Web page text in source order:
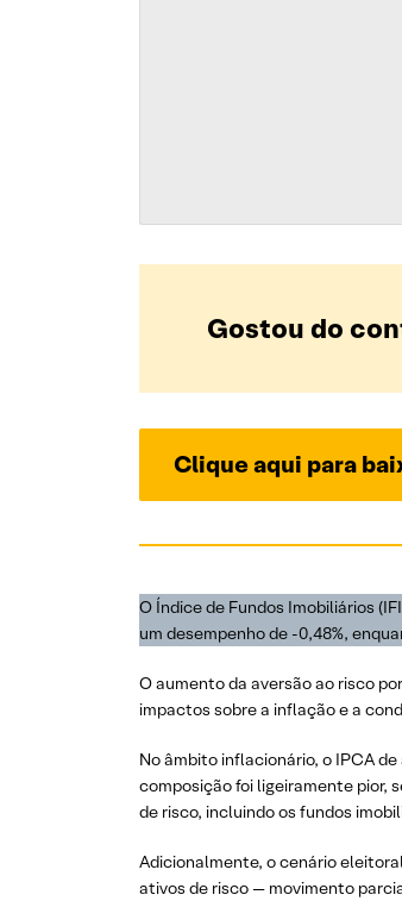
Gostou do
Clique aqui para
O Índice de Fundos Imobiliários
um desempenho de -0,48%,
O aumento da aversão ao risco
impactos sobre a inflação e a
No âmbito inflacionário, o IPCA
composição foi ligeiramente pior,
de risco, incluindo os fundos
Adicionalmente, o cenário
ativos de risco — movimento